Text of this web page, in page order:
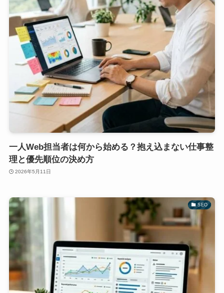
一人Web担当者は何から始める？抱え込まない仕事整
理と優先順位の決め方
2026年5月11日
SEO